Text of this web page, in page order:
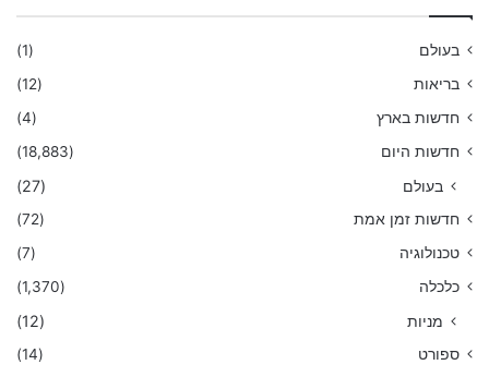
בעולם
(1)
בריאות
(12)
חדשות בארץ
(4)
חדשות היום
(18,883)
בעולם (27)
חדשות זמן אמת
(72)
טכנולוגיה
(7)
כלכלה
(1,370)
מניות (12)
ספורט
(14)